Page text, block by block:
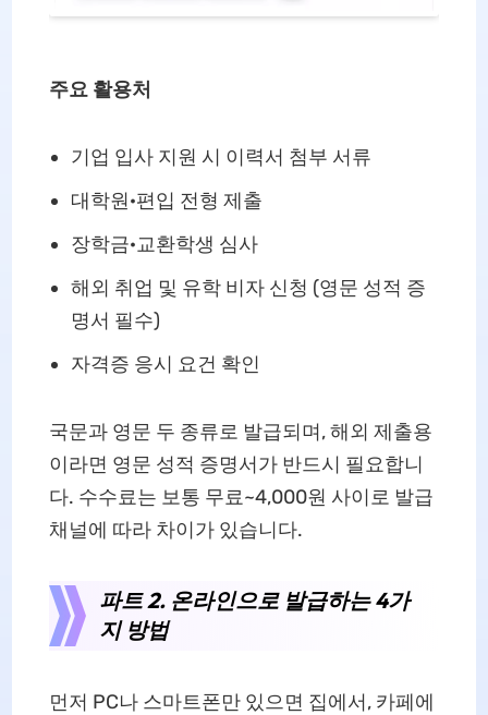
주요 활용처
기업 입사 지원 시 이력서 첨부 서류
대학원·편입 전형 제출
장학금·교환학생 심사
해외 취업 및 유학 비자 신청 (영문 성적 증
명서 필수)
자격증 응시 요건 확인
국문과 영문 두 종류로 발급되며, 해외 제출용
이라면 영문 성적 증명서가 반드시 필요합니
다. 수수료는 보통 무료~4,000원 사이로 발급
채널에 따라 차이가 있습니다.
파트 2. 온라인으로 발급하는 4가
지 방법
먼저 PC나 스마트폰만 있으면 집에서, 카페에